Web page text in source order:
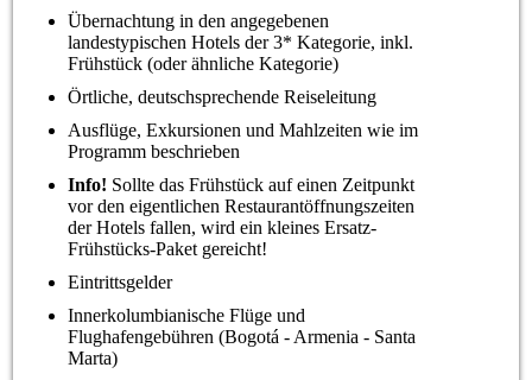
Übernachtung in den angegebenen
landestypischen Hotels der 3* Kategorie, inkl.
Frühstück (oder ähnliche Kategorie)
Örtliche, deutschsprechende Reiseleitung
Ausflüge, Exkursionen und Mahlzeiten wie im
Programm beschrieben
Info! Sollte das Frühstück auf einen Zeitpunkt
vor den eigentlichen Restaurantöffnungszeiten
der Hotels fallen, wird ein kleines Ersatz-
Frühstücks-Paket gereicht!
Eintrittsgelder
Innerkolumbianische Flüge und
Flughafengebühren (Bogotá - Armenia - Santa
Marta)